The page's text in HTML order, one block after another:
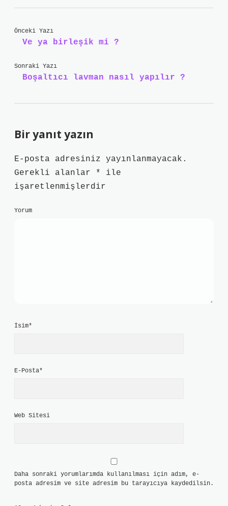
Önceki Yazı
Ve ya birleşik mi ?
Sonraki Yazı
Boşaltıcı lavman nasıl yapılır ?
Bir yanıt yazın
E-posta adresiniz yayınlanmayacak.
Gerekli alanlar
*
ile
işaretlenmişlerdir
Yorum
İsim*
E-Posta*
Web Sitesi
Daha sonraki yorumlarımda kullanılması için adım, e-
posta adresim ve site adresim bu tarayıcıya kaydedilsin.